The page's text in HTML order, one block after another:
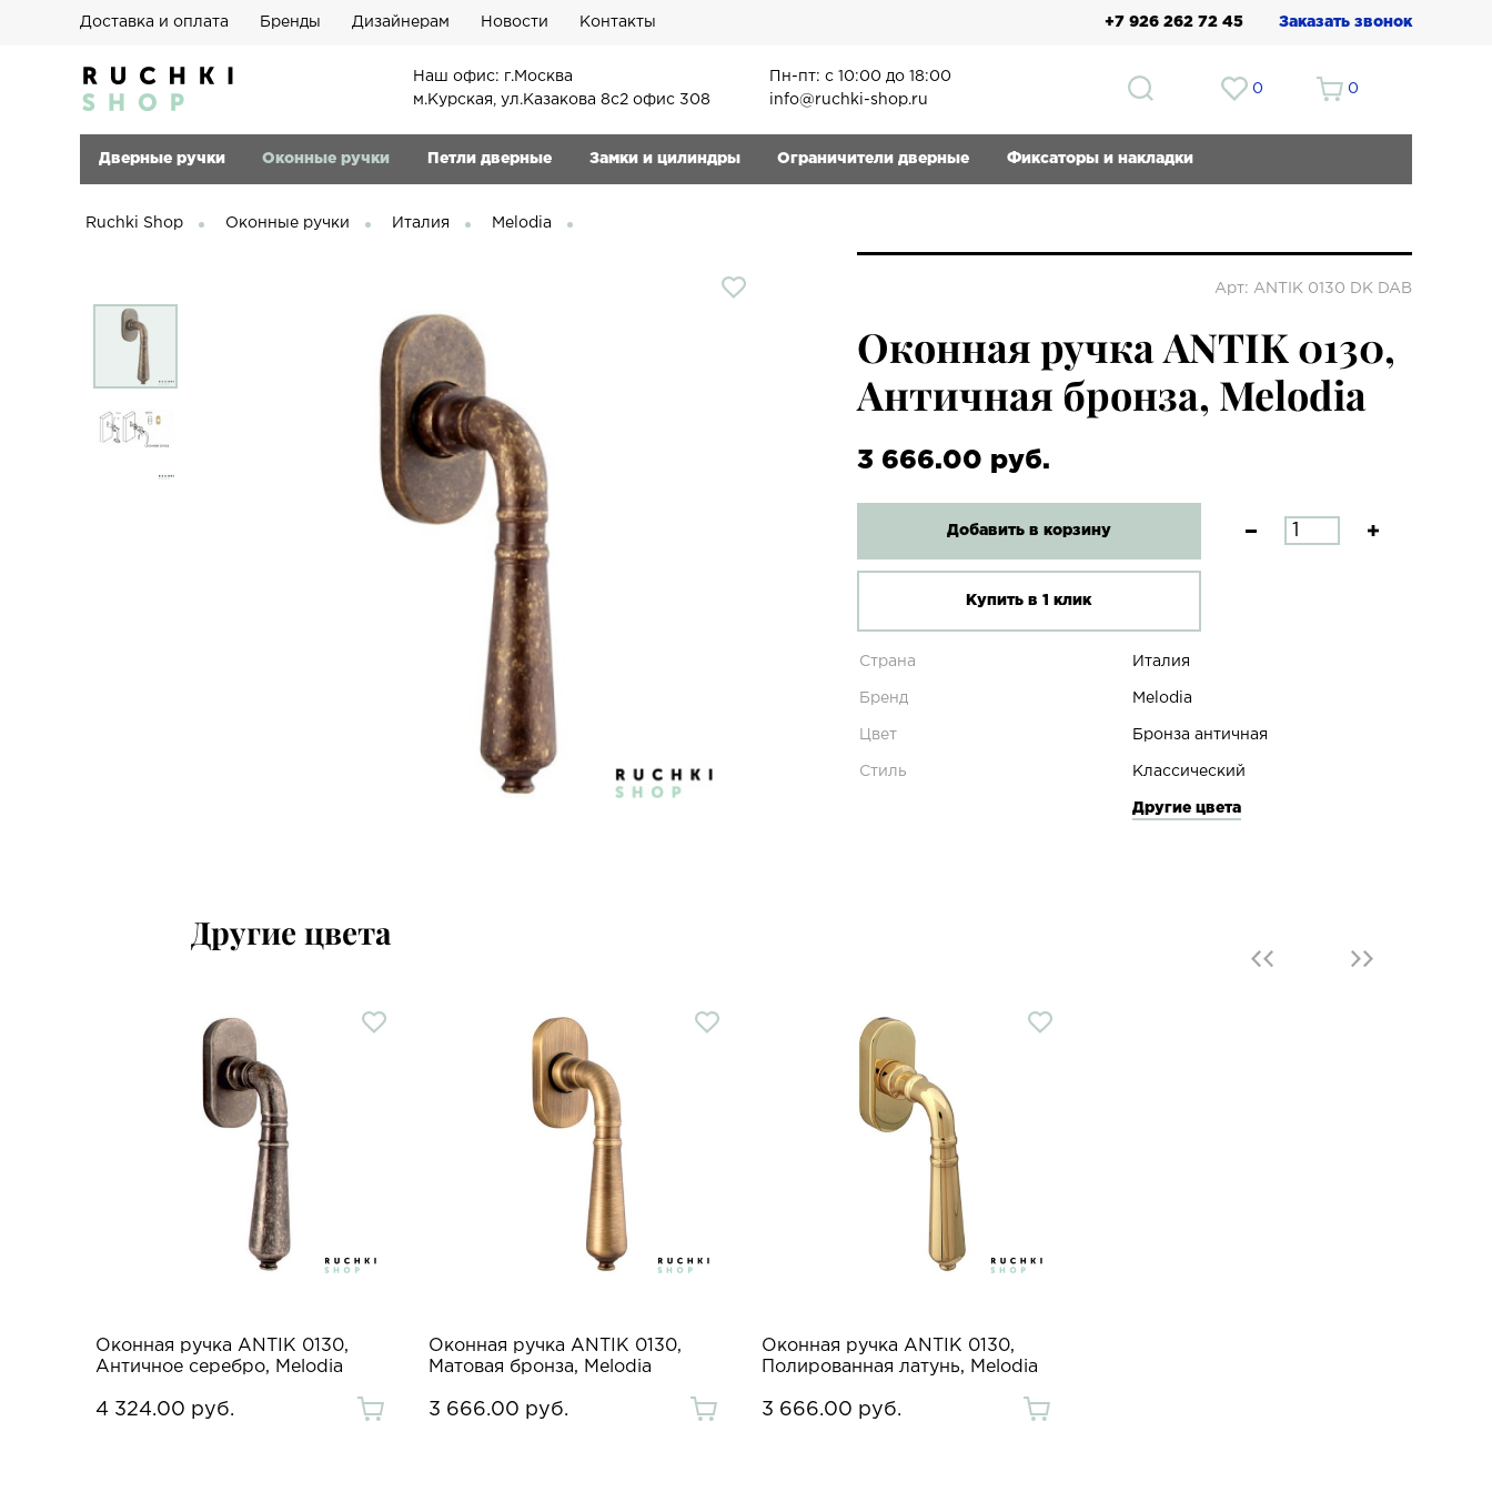
Доставка и оплата Бренды Дизайнерам Новости Контакты +7 926 262 72 45 Заказать звонок
Наш офис: г.Москва
м.Курская, ул.Казакова 8с2 офис 308
Пн-пт: с 10:00 до 18:00
info@ruchki-shop.ru
0 0
Дверные ручки Оконные ручки Петли дверные Замки и цилиндры Ограничители дверные Фиксаторы и накладки
Ruchki Shop Оконные ручки Италия Melodia
Арт: ANTIK 0130 DK DAB
Оконная ручка ANTIK 0130,
Античная бронза, Melodia
3 666.00 руб.
Добавить в корзину
Купить в 1 клик
Страна Италия
Бренд Melodia
Цвет Бронза античная
Стиль Классический
Другие цвета
Другие цвета
Оконная ручка ANTIK 0130,
Античное серебро, Melodia
4 324.00 руб.
Оконная ручка ANTIK 0130,
Матовая бронза, Melodia
3 666.00 руб.
Оконная ручка ANTIK 0130,
Полированная латунь, Melodia
3 666.00 руб.